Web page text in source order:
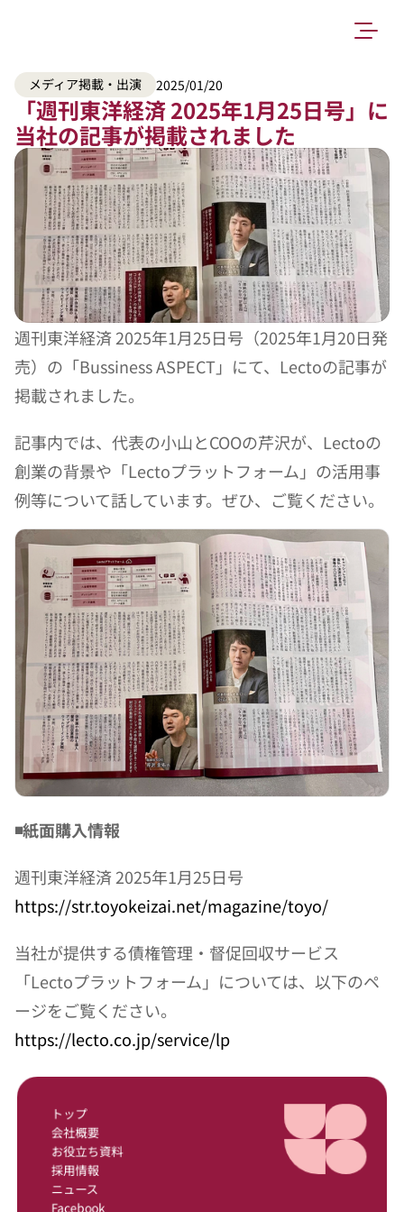
メディア掲載・出演 2025/01/20
「週刊東洋経済 2025年1月25日号」に
当社の記事が掲載されました
週刊東洋経済 2025年1月25日号（2025年1月20日発
売）の「Bussiness ASPECT」にて、Lectoの記事が
掲載されました。
記事内では、代表の小山とCOOの芹沢が、Lectoの
創業の背景や「Lectoプラットフォーム」の活用事
例等について話しています。ぜひ、ご覧ください。
◾️紙面購入情報
週刊東洋経済 2025年1月25日号
https://str.toyokeizai.net/magazine/toyo/
当社が提供する債権管理・督促回収サービス
「Lectoプラットフォーム」については、以下のペ
ージをご覧ください。
https://lecto.co.jp/service/lp
トップ
会社概要
お役立ち資料
採用情報
ニュース
Facebook